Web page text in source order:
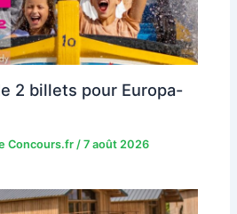
2 billets pour Europa-
Concours.fr /7 août 2026